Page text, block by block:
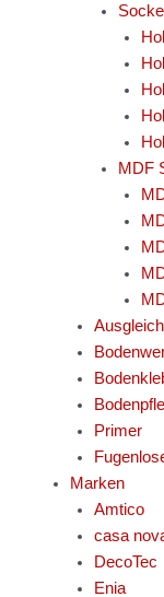
MDF
Primer
Marken
Amtico
casa
DecoTec
Enia